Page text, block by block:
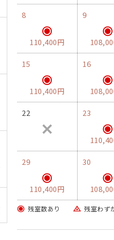
8
110,400円
9
15
110,400円
16
22 23
29
110,400円
30
残室数あり 残室わず